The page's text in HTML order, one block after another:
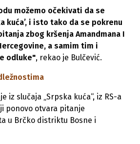
možemo očekivati da se
kuća’, i isto tako da se pokrenu
zbog kršenja Amandmana I
a samim tim i
odluke", rekao je Bulčević.
iz slučaja „Srpska kuća“, iz RS-a
ponovo otvara pitanje
u Brčko distriktu Bosne i